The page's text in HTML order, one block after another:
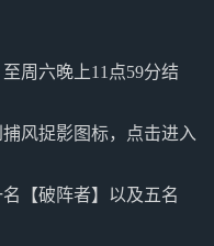
周六晚上11点59分结
风捉影图标，点击进入
【破阵者】以及五名